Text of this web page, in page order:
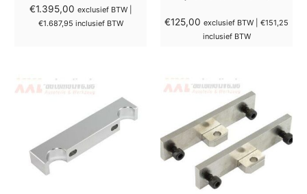
€1.395,00 exclusief BTW |
€1.687,95 inclusief BTW €125,00 exclusief BTW | €151,25
inclusief BTW